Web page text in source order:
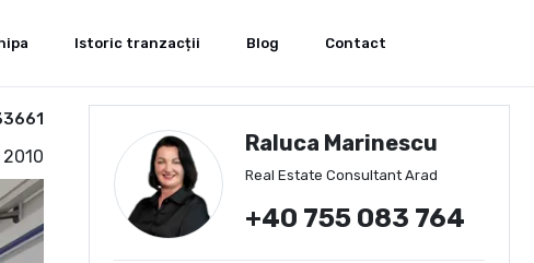
Istoric tranzacții Blog Contact
2010
Raluca Marinescu
Real Estate Consultant Arad
+40 755 083 764